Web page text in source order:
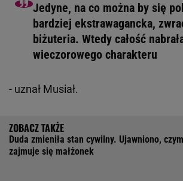
Jedyne, na co można by się
bardziej ekstrawagancka,
biżuteria. Wtedy całość
wieczorowego charakteru
- uznał Musiał.
Duda zmieniła stan cywilny. Ujawniono, czym
zajmuje się małżonek